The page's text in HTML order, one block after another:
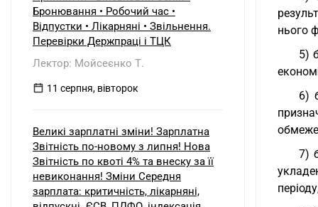
нього
5)
6)
7)
Бронювання • Робочий час •
Відпустки • Лікарняні • Звільнення.
Перевірки Держпраці і ТЦК
Лектор: Мойсеєнко Т.
11 серпня, вівторок
Великі зарплатні зміни! Зарплатна
Звітність по-новому з липня! Нова
Звітність по квоті 4% та внеску за її
невиконання! Зміни Середня
зарплата: критичність, лікарняні,